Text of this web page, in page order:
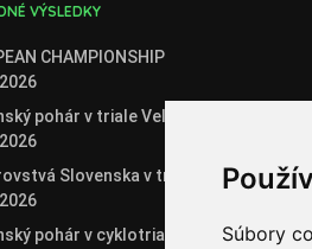
Súbory
VÝSLEDKY
CHAMPIONSHIP
pohár v triale Veľké Zálužie
Slovenska v triale
pohár v cyklotriale 2026